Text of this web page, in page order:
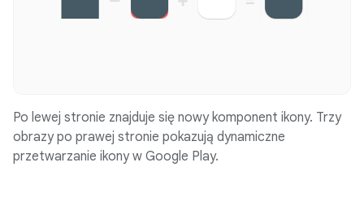
Po lewej stronie znajduje się nowy komponent ikony. Trzy
obrazy po prawej stronie pokazują dynamiczne
przetwarzanie ikony w Google Play.